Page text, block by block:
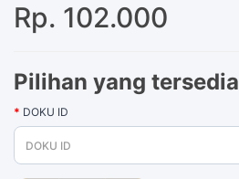
Rp. 102.000
Pilihan yang tersedia
DOKU ID